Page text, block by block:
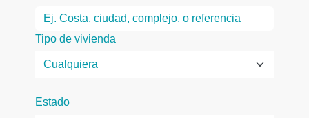
Tipo de vivienda
Estado